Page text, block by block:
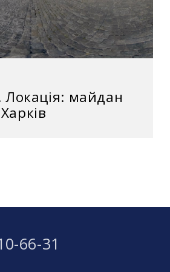
Мінін створив власну
цього ув’язнення.
муніципальна
Локація: майдан
66-31